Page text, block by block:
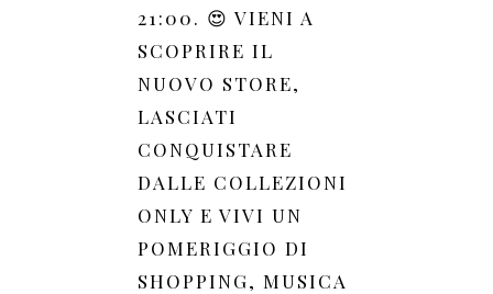
21:00. 😍 VIENI A
SCOPRIRE IL
NUOVO STORE,
LASCIATI
CONQUISTARE
DALLE COLLEZIONI
ONLY E VIVI UN
POMERIGGIO DI
SHOPPING, MUSICA